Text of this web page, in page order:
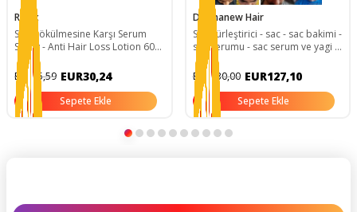
Radix
Saç Dökülmesine Karşı Serum
Sprey - Anti Hair Loss Lotion 60
Ml 8681877436226
EUR75,59 EUR30,24
Sepete Ekle
Dermanew Hair
Saç gürleştirici - sac - sac bakimi -
sac serumu - sac serum ve yagi -
sac - 3 Adet-Roller-Şampuan
EUR230,00 EUR127,10
Sepete Ekle